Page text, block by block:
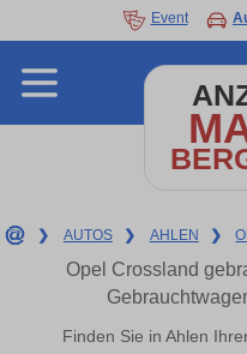
Event
❯ AUTOS ❯ AHLEN ❯
Opel Crossland
Finden Sie in Ahlen